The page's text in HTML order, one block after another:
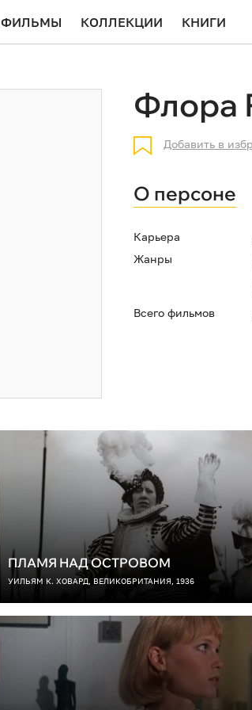
ФИЛЬМЫ КОЛЛЕКЦИИ КНИГИ
Флора
Добавить в
О персоне
Карьера
Жанры
Всего фильмов
ПЛАМЯ НАД ОСТРОВОМ
УИЛЬЯМ К. ХОВАРД, ВЕЛИКОБРИТАНИЯ, 1936